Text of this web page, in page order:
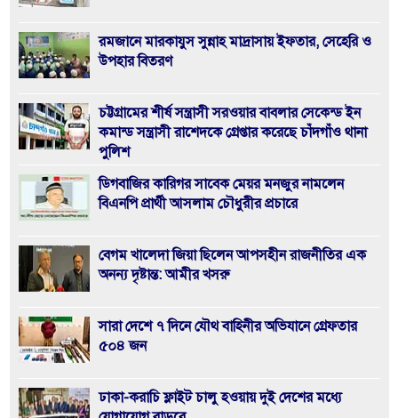
রমজানে মারকাযুস সুন্নাহ মাদ্রাসায় ইফতার, সেহেরি ও
উপহার বিতরণ
চট্টগ্রামের শীর্ষ সন্ত্রাসী সরওয়ার বাবলার সেকেন্ড ইন
কমান্ড সন্ত্রাসী রাশেদকে গ্রেপ্তার করেছে চাঁদগাঁও থানা
পুলিশ
ডিগবাজির কারিগর সাবেক মেয়র মনজুর নামলেন
বিএনপি প্রার্থী আসলাম চৌধুরীর প্রচারে
বেগম খালেদা জিয়া ছিলেন আপসহীন রাজনীতির এক
অনন্য দৃষ্টান্ত: আমীর খসরু
সারা দেশে ৭ দিনে যৌথ বাহিনীর অভিযানে গ্রেফতার
৫০৪ জন
ঢাকা-করাচি ফ্লাইট চালু হওয়ায় দুই দেশের মধ্যে